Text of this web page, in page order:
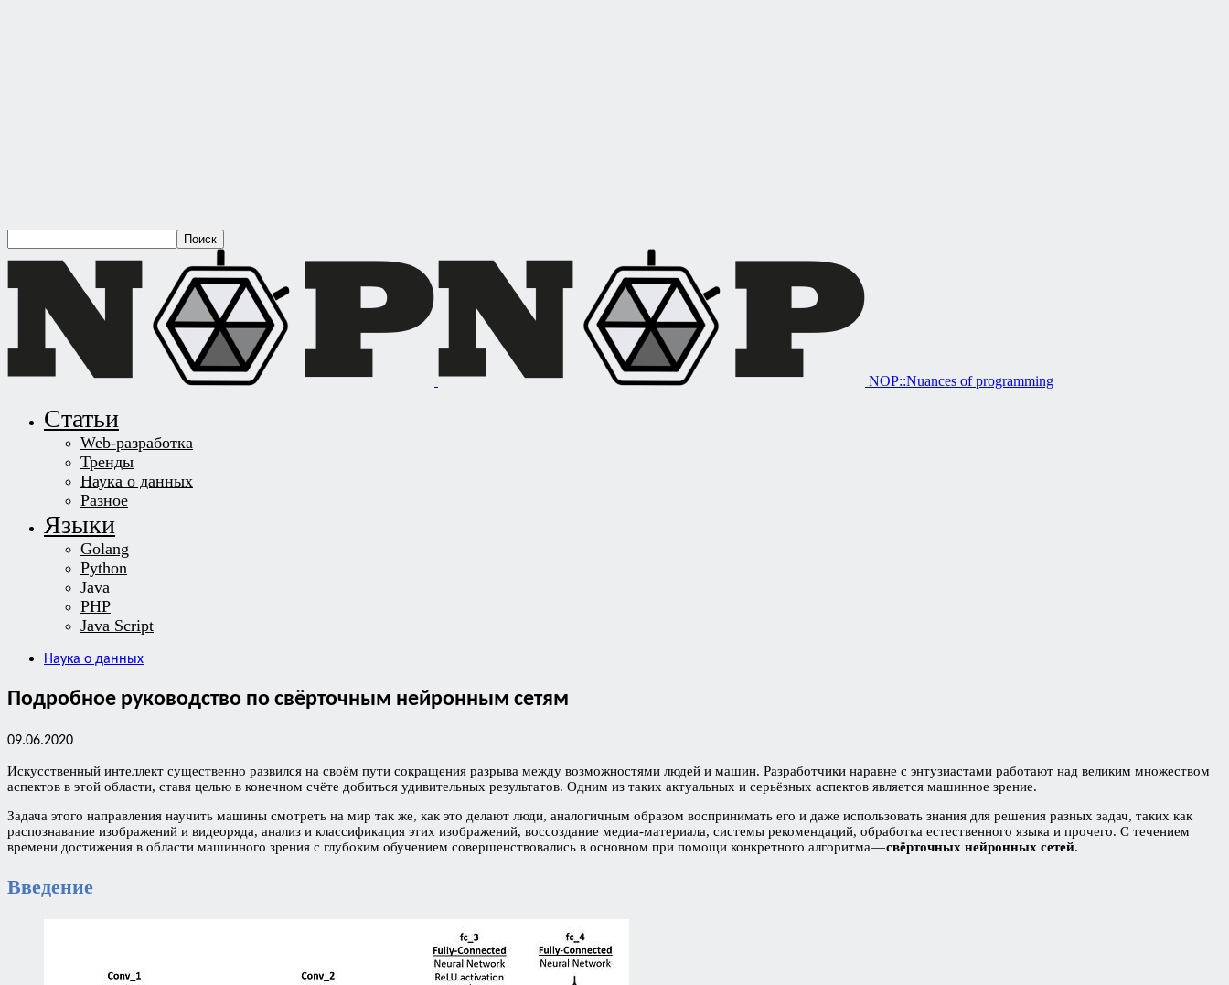
NOP::Nuances of programming
Статьи
Web-разработка
Тренды
Наука о данных
Разное
Языки
Golang
Python
Java
PHP
Java Script
Наука о данных
Подробное руководство по свёрточным нейронным сетям
09.06.2020
Искусственный интеллект существенно развился на своём пути сокращения разрыва между возможностями людей и машин. Разработчики наравне с энтузиастами работают над великим множеством
аспектов в этой области, ставя целью в конечном счёте добиться удивительных результатов. Одним из таких актуальных и серьёзных аспектов является машинное зрение.
Задача этого направления научить машины смотреть на мир так же, как это делают люди, аналогичным образом воспринимать его и даже использовать знания для решения разных задач, таких как
распознавание изображений и видеоряда, анализ и классификация этих изображений, воссоздание медиа-материала, системы рекомендаций, обработка естественного языка и прочего. С течением
времени достижения в области машинного зрения с глубоким обучением совершенствовались в основном при помощи конкретного алгоритма —свёрточных нейронных сетей.
Введение